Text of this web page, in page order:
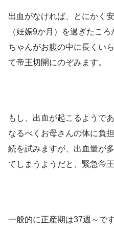
出血がなければ、とにかく
（妊娠9か月）を過ぎたこ
ちゃんがお腹の中に長くい
て帝王切開にのぞみます。
もし、出血が起こるようで
なるべくお母さんの体に負
続を試みますが、出血量が
てしまうようだと、緊急帝
一般的に正産期は37週～で